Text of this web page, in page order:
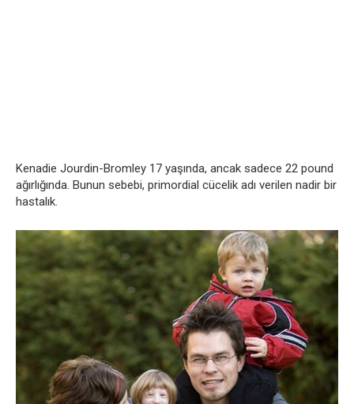
Kenadie Jourdin-Bromley 17 yaşında, ancak sadece 22 pound
ağırlığında. Bunun sebebi, primordial cücelik adı verilen nadir bir
hastalık.